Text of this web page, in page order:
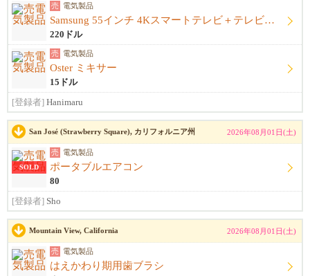
売 電気製品
Samsung 55インチ 4Kスマートテレビ＋テレビ台セット
220ドル
売 電気製品
Oster ミキサー
15ドル
[登録者] Hanimaru
San José (Strawberry Square), カリフォルニア州 2026年08月01日(土)
SOLD
売 電気製品
ポータブルエアコン
80
[登録者] Sho
Mountain View, California 2026年08月01日(土)
売 電気製品
はえかわり期用歯ブラシ